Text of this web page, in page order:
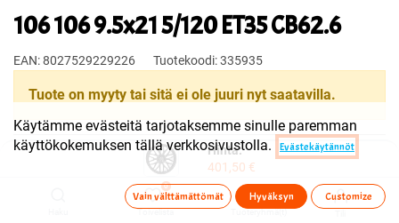
Hinta:
401,50 €
0
Toivelista Tuoteryhmä(t)
106 106 9.5x21 5/120 ET35 CB62.6
EAN:8027529229226 Tuotekoodi:335935
Tuote on myyty tai sitä ei ole juuri nyt saatavilla.
Käytämme evästeitä tarjotaksemme sinulle paremman
käyttökokemuksen tällä verkkosivustolla.
Evästekäytännöt
Vain välttämättömät Hyväksyn Customize